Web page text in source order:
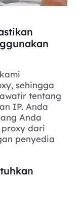
sehingga
tentang
IP. Anda
Anda
dari
penyedia